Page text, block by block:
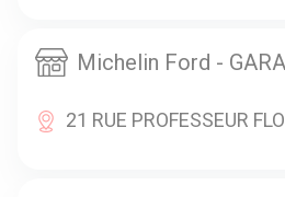
Michelin Ford -
21 RUE PROFESSEUR